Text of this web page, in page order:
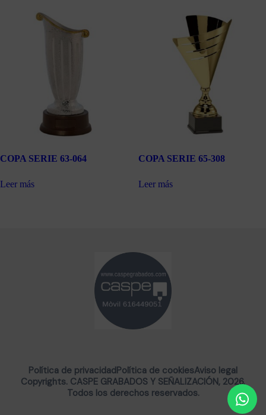
COPA SERIE 63-064
Leer más
COPA SERIE 65-308
Leer más
Copyrights. CASPE GRABADOS Y SEÑALIZACIÓN, 2026.
Todos los derechos reservados.
Política de privacidadPolítica de cookiesAviso legal